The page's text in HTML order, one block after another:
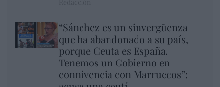
“Sánchez es un sinvergüenza
que ha abandonado a su país,
porque Ceuta es España.
Tenemos un Gobierno en
connivencia con Marruecos”: